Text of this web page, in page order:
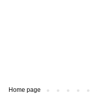
Home page